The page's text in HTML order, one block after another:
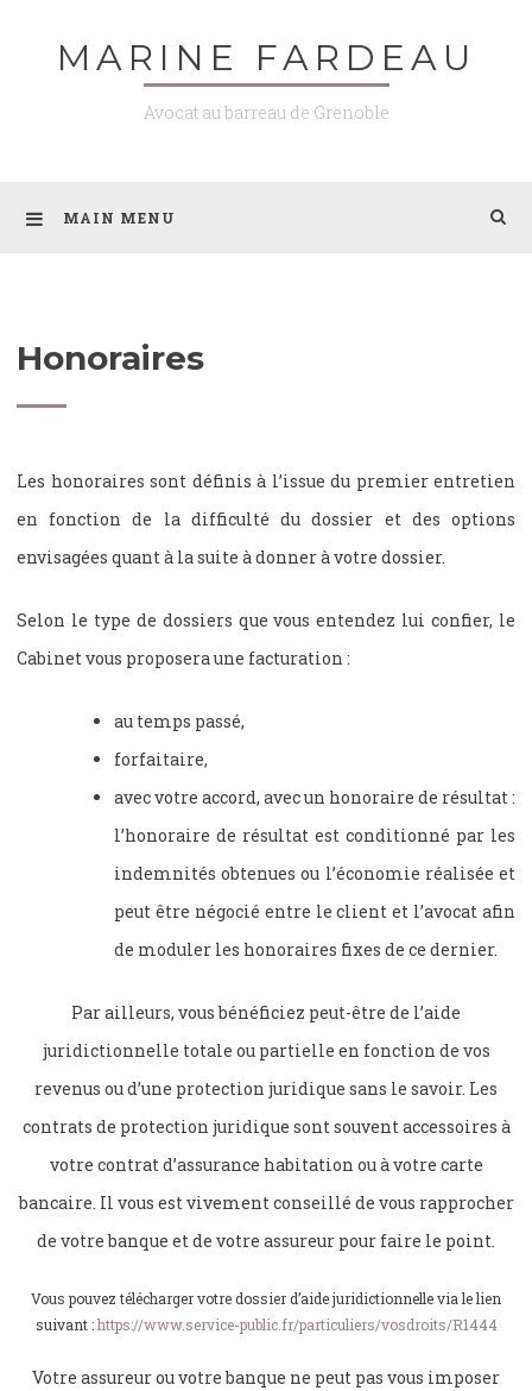
MARINE FARDEAU
Avocat au barreau de Grenoble
MAIN MENU
Honoraires
Les honoraires sont définis à l’issue du premier entretien
en fonction de la difficulté du dossier et des options
envisagées quant à la suite à donner à votre dossier.
Selon le type de dossiers que vous entendez lui confier, le
Cabinet vous proposera une facturation :
au temps passé,
forfaitaire,
avec votre accord, avec un honoraire de résultat :
l’honoraire de résultat est conditionné par les
indemnités obtenues ou l’économie réalisée et
peut être négocié entre le client et l’avocat afin
de moduler les honoraires fixes de ce dernier.
Par ailleurs, vous bénéficiez peut-être de l’aide
juridictionnelle totale ou partielle en fonction de vos
revenus ou d’une protection juridique sans le savoir. Les
contrats de protection juridique sont souvent accessoires à
votre contrat d’assurance habitation ou à votre carte
bancaire. Il vous est vivement conseillé de vous rapprocher
de votre banque et de votre assureur pour faire le point.
Vous pouvez télécharger votre dossier d’aide juridictionnelle via le lien
suivant :https://www.service-public.fr/particuliers/vosdroits/R1444
Votre assureur ou votre banque ne peut pas vous imposer